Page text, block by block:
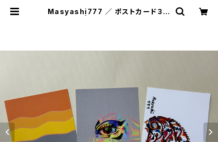
Masyashi777 ／ ポストカード３枚